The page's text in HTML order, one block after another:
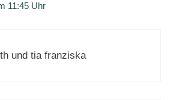
11:45 Uhr
und tia franziska